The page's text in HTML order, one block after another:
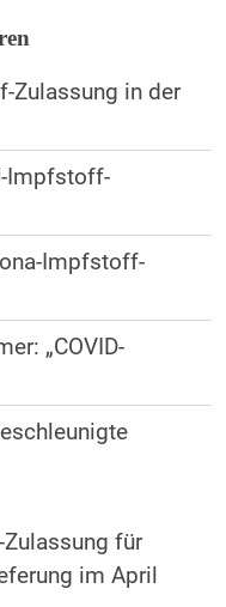
Zulassung in der
Impfstoff-
Impfstoff-
„COVID-
für
im April